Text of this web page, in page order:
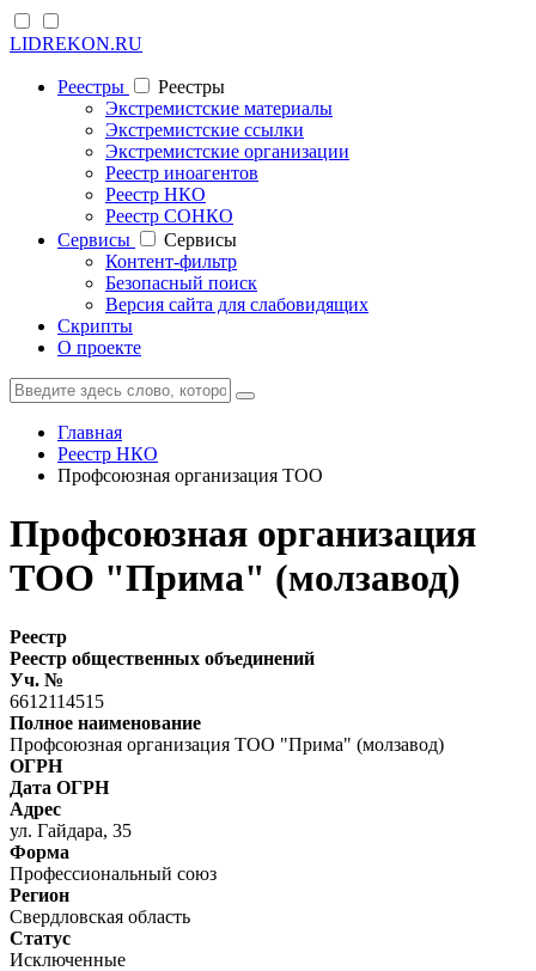
LIDREKON.RU
Реестры
Реестры
Экстремистские материалы
Экстремистские ссылки
Экстремистские организации
Реестр иноагентов
Реестр НКО
Реестр СОНКО
Cервисы
Cервисы
Контент-фильтр
Безопасный поиск
Версия сайта для слабовидящих
Скрипты
О проекте
Главная
Реестр НКО
Профсоюзная организация ТОО
Профсоюзная организация
ТОО "Прима" (молзавод)
Реестр
Реестр общественных объединений
Уч. №
6612114515
Полное наименование
Профсоюзная организация ТОО "Прима" (молзавод)
ОГРН
Дата ОГРН
Адрес
ул. Гайдара, 35
Форма
Профессиональный союз
Регион
Свердловская область
Статус
Исключенные